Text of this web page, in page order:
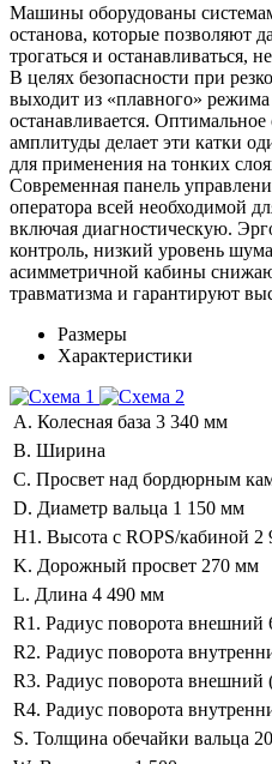
Машины оборудованы
останова, которые позволяют
трогаться и останавливаться,
В целях безопасности при
выходит из «плавного»
останавливается.
амплитуды делает эти катки
для применения на тонких
Современная панель
оператора всей необходимой
включая диагностическую.
контроль, низкий уровень
асимметричной кабины
травматизма и гарантируют
Размеры
Характеристики
A. Колесная база 3 340 мм
B. Ширина
C. Просвет над бордюрным
D. Диаметр вальца 1 150 мм
H1. Высота с ROPS/кабиной 2
K. Дорожный просвет 270 мм
L. Длина 4 490 мм
R1. Радиус поворота внешний
R2. Радиус поворота
R3. Радиус поворота
R4. Радиус поворота
S. Толщина обечайки вальца